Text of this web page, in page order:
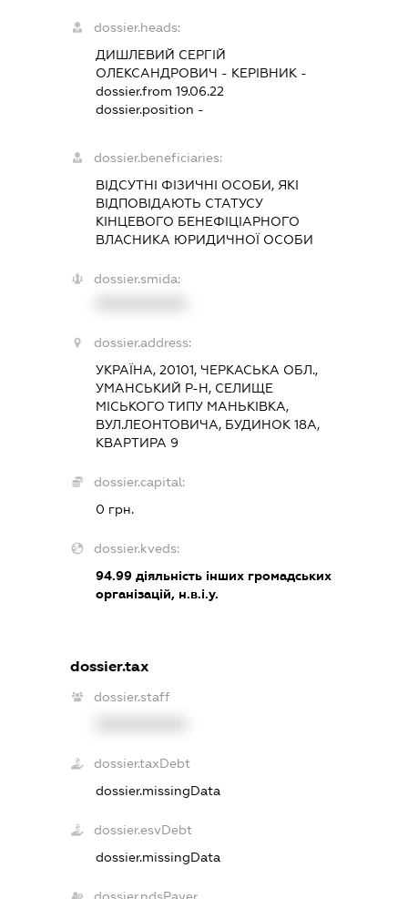
dossier.heads:
ДИШЛЕВИЙ СЕРГІЙ
ОЛЕКСАНДРОВИЧ - КЕРІВНИК -
dossier.from 19.06.22
dossier.position -
dossier.beneficiaries:
ВІДСУТНІ ФІЗИЧНІ ОСОБИ, ЯКІ
ВІДПОВІДАЮТЬ СТАТУСУ
КІНЦЕВОГО БЕНЕФІЦІАРНОГО
ВЛАСНИКА ЮРИДИЧНОЇ ОСОБИ
dossier.smida:
dossier.address:
УКРАЇНА, 20101, ЧЕРКАСЬКА ОБЛ.,
УМАНСЬКИЙ Р-Н, СЕЛИЩЕ
МІСЬКОГО ТИПУ МАНЬКІВКА,
ВУЛ.ЛЕОНТОВИЧА, БУДИНОК 18А,
КВАРТИРА 9
dossier.capital:
0 грн.
dossier.kveds:
94.99діяльність інших громадських
організацій, н.в.і.у.
dossier.tax
dossier.staff
dossier.taxDebt
dossier.missingData
dossier.esvDebt
dossier.missingData